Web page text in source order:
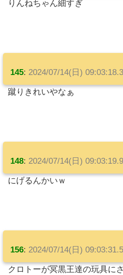
りんねちゃん細すぎ
145: 2024/07/14(日)
蹴りきれいやなぁ
148: 2024/07/14(日)
にげるんかいｗ
156: 2024/07/14(日)
クロトーが冥黒王達の玩具に